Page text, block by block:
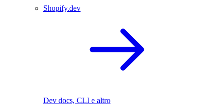
Shopify.dev
Dev docs, CLI e altro